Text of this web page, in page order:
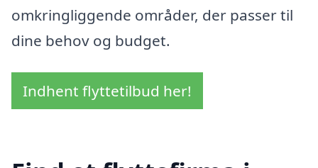
omkringliggende områder, der passer til
dine behov og budget.
Indhent flyttetilbud her!